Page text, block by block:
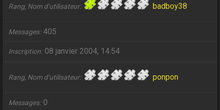
Rang, Nom d’utilisateur badboy38
Messages 405
Inscription 08 janvier 2004, 14:54
Rang, Nom d’utilisateur ponpon
Messages 0